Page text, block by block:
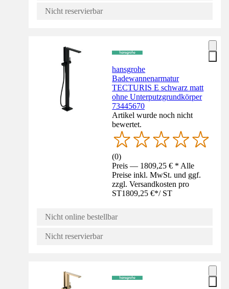
Nicht reservierbar
hansgrohe
Badewannenarmatur
TECTURIS E schwarz matt
ohne Unterputzgrundkörper
73445670
Artikel wurde noch nicht
bewertet.
(0)
Preis — 1809,25 € * Alle
Preise inkl. MwSt. und ggf.
zzgl. Versandkosten pro
ST1809,25 €*/ ST
Nicht online bestellbar
Nicht reservierbar